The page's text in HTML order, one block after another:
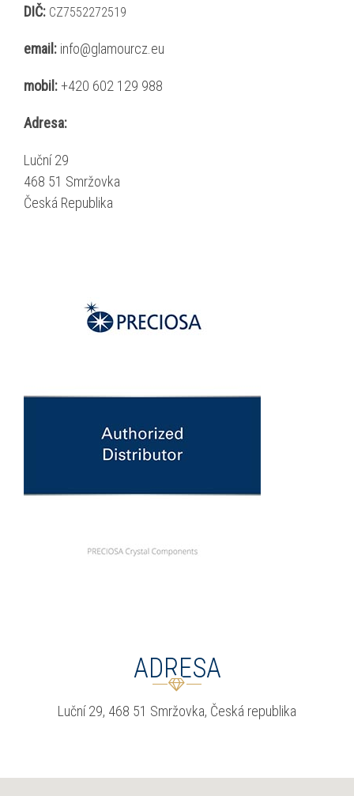
DIČ: CZ7552272519
email: info@glamourcz.eu
mobil:+420 602 129 988
Adresa:
Luční 29
468 51 Smržov­ka
Česká Repub­li­ka
ADRESA
Luční 29, 468 51 Smržov­ka, Česká repub­li­ka